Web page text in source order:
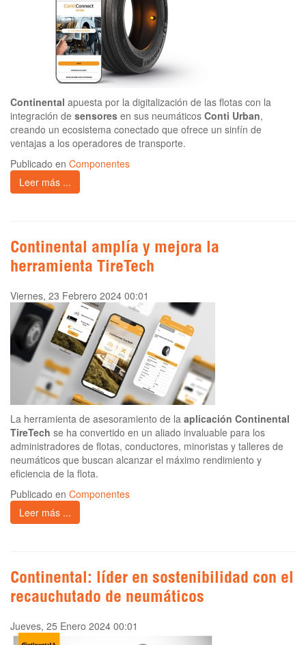
Continental apuesta por la digitalización de las flotas con la
integración de sensores en sus neumáticos Conti Urban,
creando un ecosistema conectado que ofrece un sinfín de
ventajas a los operadores de transporte.
Publicado en Componentes
Leer más ...
Continental amplía y mejora la
herramienta TireTech
Viernes, 23 Febrero 2024 00:01
La herramienta de asesoramiento de la aplicación Continental
TireTech se ha convertido en un aliado invaluable para los
administradores de flotas, conductores, minoristas y talleres de
neumáticos que buscan alcanzar el máximo rendimiento y
eficiencia de la flota.
Publicado en Componentes
Leer más ...
Continental: líder en sostenibilidad con el
recauchutado de neumáticos
Jueves, 25 Enero 2024 00:01